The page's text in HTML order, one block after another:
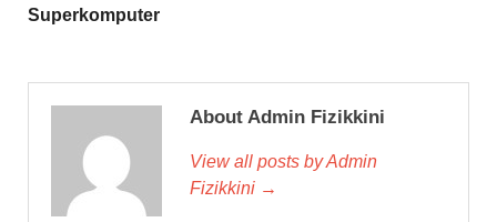
Superkomputer
About Admin Fizikkini
View all posts by Admin
Fizikkini →